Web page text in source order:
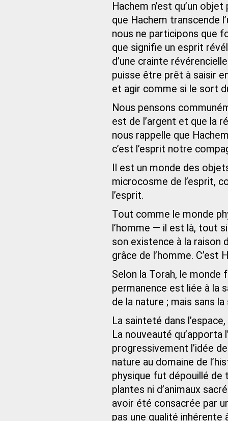
Hachem n’est qu’un
que Hachem transcende
nous ne participons que
que signifie un esprit
d’une crainte
puisse être prêt à saisir
et agir comme si le sort
Nous pensons
est de l’argent et que la
nous rappelle que
c’est l’esprit notre
Il est un monde des
microcosme de l’esprit,
l’esprit.
Tout comme le monde
l’homme — il est là, tout
son existence à la raison
grâce de l’homme. C’est
Selon la Torah, le monde
permanence est liée à la
de la nature ; mais sans
La sainteté dans
La nouveauté
progressivement l’idée
nature au domaine de
physique fut dépouillé de
plantes ni d’animaux
avoir été consacrée par
pas une qualité inhérente